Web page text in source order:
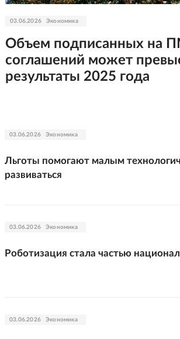
03.06.2026 Экономика
Объем подписанных на
соглашений может
результаты 2025 года
03.06.2026 Экономика
Льготы помогают малым
развиваться
03.06.2026 Экономика
Роботизация стала частью
03.06.2026 Экономика